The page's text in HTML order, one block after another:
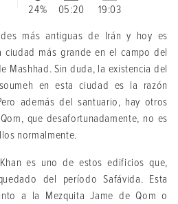
24% 05:20
19:03
más antiguas de Irán y hoy es
más grande en el campo del
Mashhad. Sin duda, la existencia del
en esta ciudad es la razón
además del santuario, hay otros
que desafortunadamente, no es
normalmente.
es uno de estos edificios que,
del período Safávida. Esta
a la Mezquita Jame de Qom o